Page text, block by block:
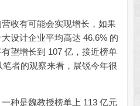
有可能会实现增长，如果
设计企业平均高达 46.6% 的
望增长到 107 亿，接近榜单
笔者的观察来看，展锐今年很
是魏教授榜单上 113 亿元